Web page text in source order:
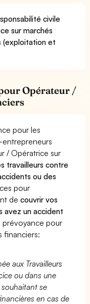
civile
sur marchés
(exploitation et
Opérateur /
pour les
/ Opératrice sur
travailleurs contre
ou des
pour
decouvrir vos
avez un accident
prévoyance pour
financiers:
aux Travailleurs
ou dans une
se
en cas de